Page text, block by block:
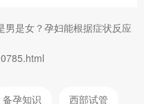
男是女？孕妇能根据症状反应
备孕知识 西部试管